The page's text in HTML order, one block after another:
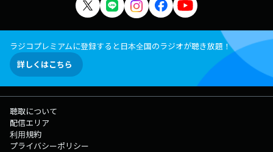
ラジコプレミアムに登録すると日本全国のラジオが聴き放題！
詳しくはこちら
聴取について
配信エリア
利用規約
プライバシーポリシー